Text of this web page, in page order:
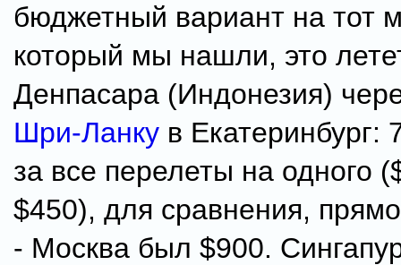
бюджетный вариант на тот
который мы нашли, это
Денпасара (Индонезия)
Шри-Ланку в Екатеринбург:
за все перелеты на одного
$450), для сравнения,
- Москва был $900.